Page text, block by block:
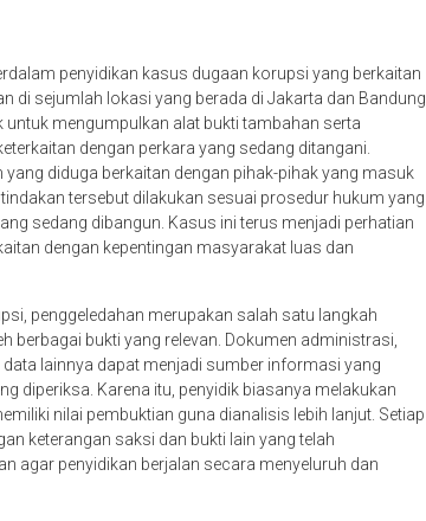
penyidikan kasus dugaan korupsi yang berkaitan
di sejumlah lokasi yang berada di Jakarta dan Bandung.
untuk mengumpulkan alat bukti tambahan serta
dengan perkara yang sedang ditangani.
diduga berkaitan dengan pihak-pihak yang masuk
tersebut dilakukan sesuai prosedur hukum yang
sedang dibangun. Kasus ini terus menjadi perhatian
dengan kepentingan masyarakat luas dan
penggeledahan merupakan salah satu langkah
berbagai bukti yang relevan. Dokumen administrasi,
lainnya dapat menjadi sumber informasi yang
diperiksa. Karena itu, penyidik biasanya melakukan
nilai pembuktian guna dianalisis lebih lanjut. Setiap
keterangan saksi dan bukti lain yang telah
agar penyidikan berjalan secara menyeluruh dan